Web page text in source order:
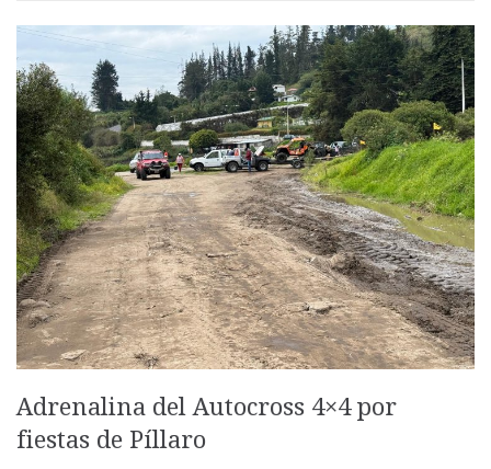
Adrenalina del Autocross 4×4 por
fiestas de Píllaro